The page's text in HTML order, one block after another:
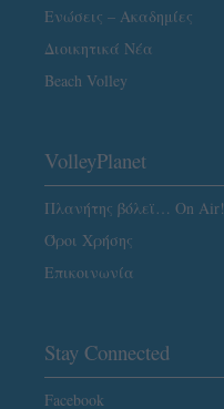
Ενώσεις – Ακαδημίες
Διοικητικά Νέα
Beach Volley
VolleyPlanet
Πλανήτης βόλεϊ… On Air!
Όροι Χρήσης
Επικοινωνία
Stay Connected
Facebook